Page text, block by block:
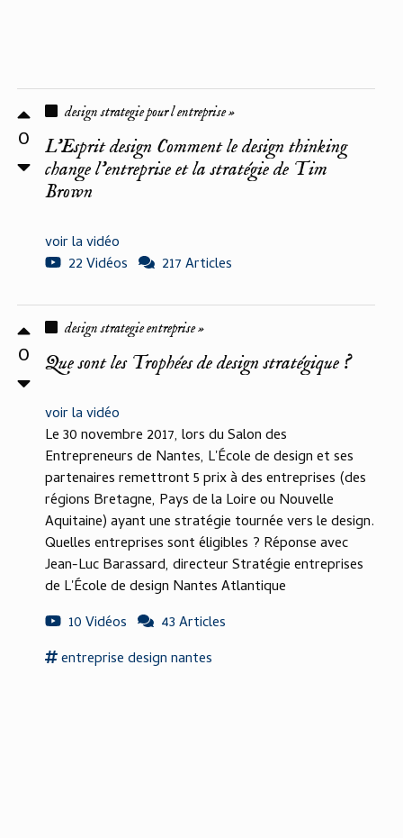
0
design strategie pour l entreprise »
L'Esprit design Comment le design thinking
change l'entreprise et la stratégie de Tim
Brown
voir la vidéo
22 Vidéos
217 Articles
0
design strategie entreprise »
Que sont les Trophées de design stratégique ?
voir la vidéo
Le 30 novembre 2017, lors du Salon des
Entrepreneurs de Nantes, L'École de design et ses
partenaires remettront 5 prix à des entreprises (des
régions Bretagne, Pays de la Loire ou Nouvelle
Aquitaine) ayant une stratégie tournée vers le design.
Quelles entreprises sont éligibles ? Réponse avec
Jean-Luc Barassard, directeur Stratégie entreprises
de L'École de design Nantes Atlantique
10 Vidéos
43 Articles
entreprise designnantes